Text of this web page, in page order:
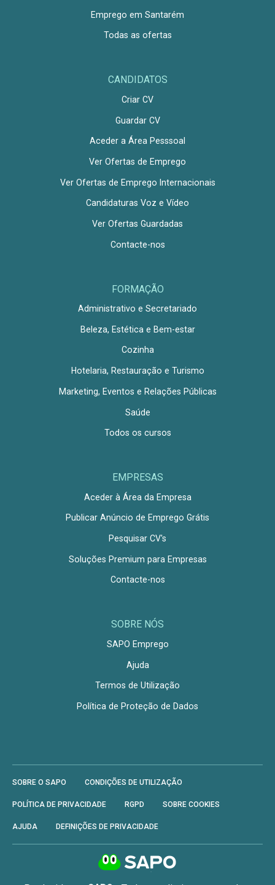
Emprego em Santarém
Todas as ofertas
CANDIDATOS
Criar CV
Guardar CV
Aceder a Área Pesssoal
Ver Ofertas de Emprego
Ver Ofertas de Emprego Internacionais
Candidaturas Voz e Vídeo
Ver Ofertas Guardadas
Contacte-nos
FORMAÇÃO
Administrativo e Secretariado
Beleza, Estética e Bem-estar
Cozinha
Hotelaria, Restauração e Turismo
Marketing, Eventos e Relações Públicas
Saúde
Todos os cursos
EMPRESAS
Aceder à Área da Empresa
Publicar Anúncio de Emprego Grátis
Pesquisar CV's
Soluções Premium para Empresas
Contacte-nos
SOBRE NÓS
SAPO Emprego
Ajuda
Termos de Utilização
Política de Proteção de Dados
SOBRE O SAPO CONDIÇÕES DE UTILIZAÇÃO
POLÍTICA DE PRIVACIDADE RGPD SOBRE COOKIES
AJUDA DEFINIÇÕES DE PRIVACIDADE